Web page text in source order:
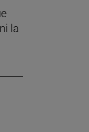
la